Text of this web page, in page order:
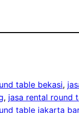
table bekasi,
, jasa rental round
table jakarta